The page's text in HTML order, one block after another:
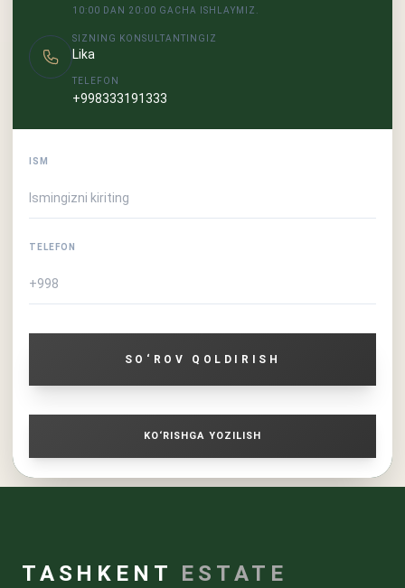
10:00 DAN 20:00 GACHA ISHLAYMIZ.
SIZNING KONSULTANTINGIZ
Lika
TELEFON
+998333191333
ISM
TELEFON
SO‘ROV QOLDIRISH
KO‘RISHGA YOZILISH
TASHKENT ESTATE